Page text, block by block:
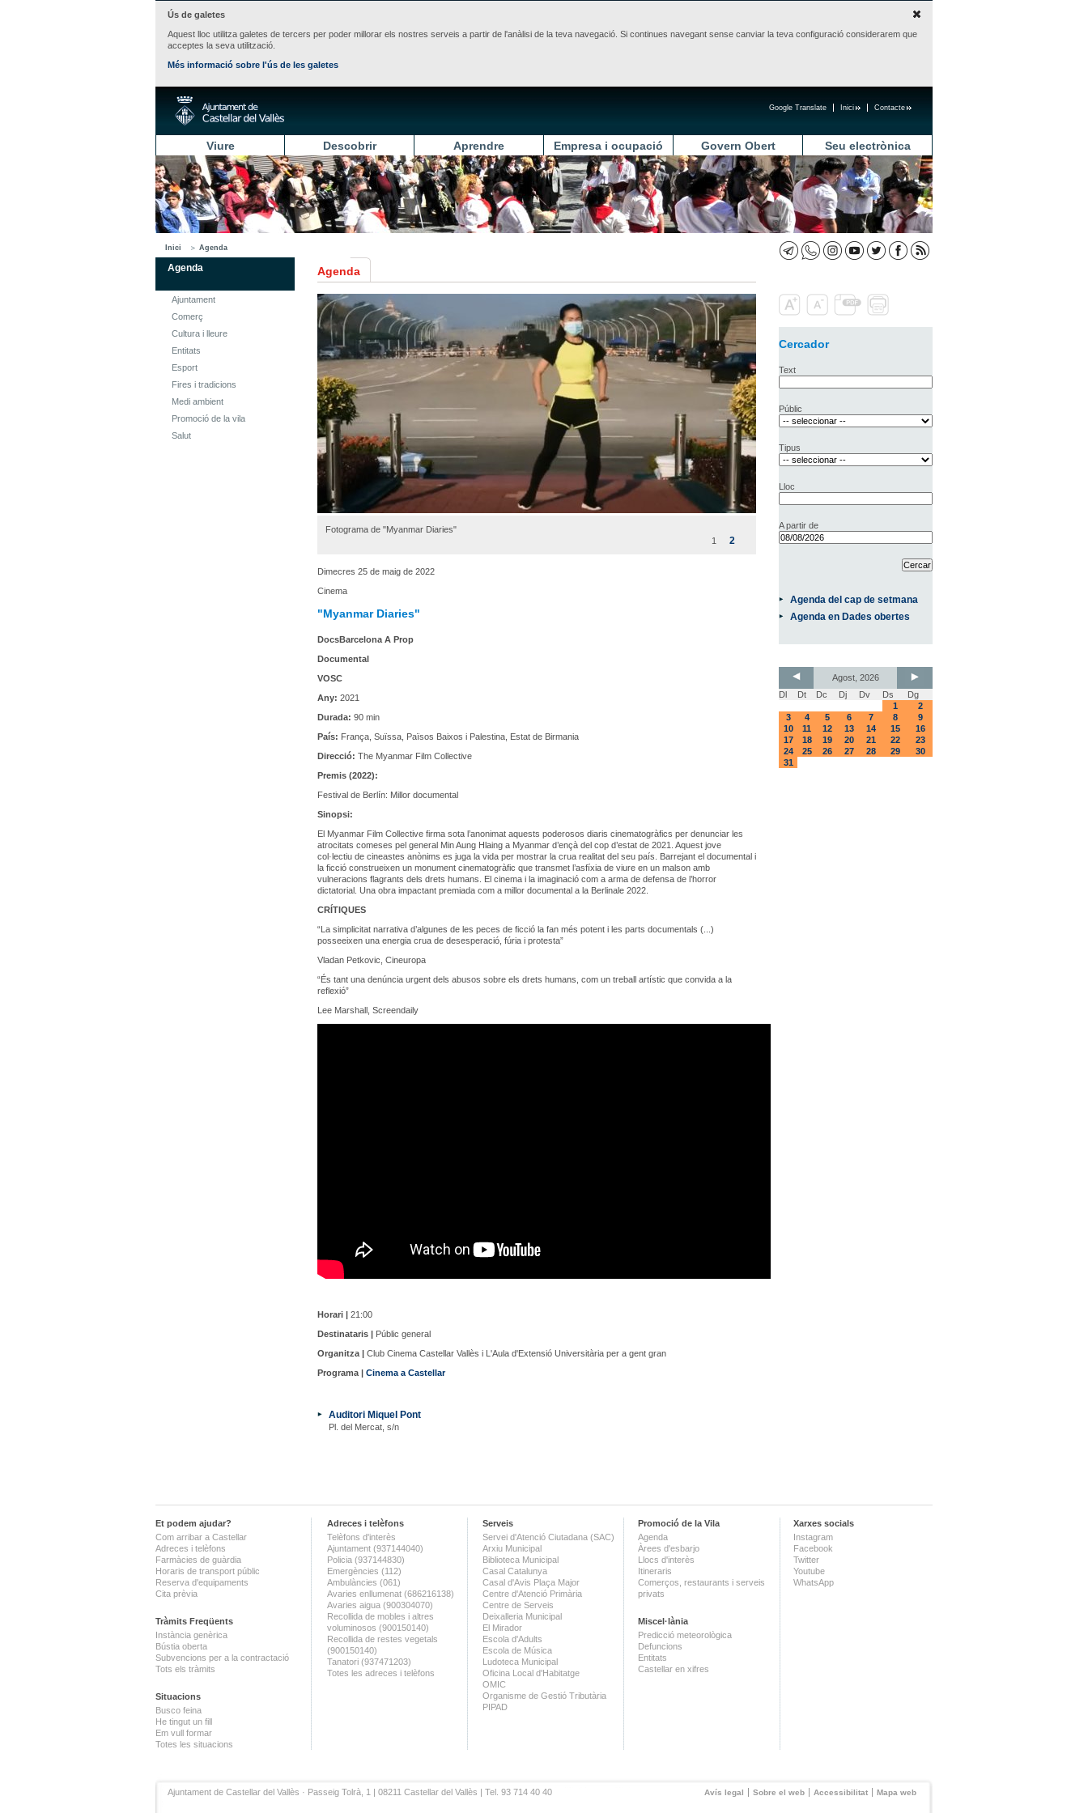
Ús de galetes
Aquest lloc utilitza galetes de tercers per poder millorar els nostres serveis a partir de l'anàlisi de la teva navegació. Si continues navegant sense canviar la teva configuració considerarem que
acceptes la seva utilització.
Més informació sobre l'ús de les galetes
Contacte
Inici
Google Translate
Viure Descobrir Aprendre Empresa i ocupació Govern Obert Seu electrònica
Inici Agenda
Agenda
Ajuntament
Comerç
Cultura i lleure
Entitats
Esport
Fires i tradicions
Medi ambient
Promoció de la vila
Salut
Agenda
Fotograma de "Myanmar Diaries"
1
2
Dimecres 25 de maig de 2022
Cinema
"Myanmar Diaries"
DocsBarcelona A Prop
Documental
VOSC
Any: 2021
Durada: 90 min
País: França, Suïssa, Països Baixos i Palestina, Estat de Birmania
Direcció: The Myanmar Film Collective
Premis (2022):
Festival de Berlín: Millor documental
Sinopsi:
El Myanmar Film Collective firma sota l’anonimat aquests poderosos diaris cinematogràfics per denunciar les
atrocitats comeses pel general Min Aung Hlaing a Myanmar d’ençà del cop d’estat de 2021. Aquest jove
col·lectiu de cineastes anònims es juga la vida per mostrar la crua realitat del seu país. Barrejant el documental i
la ficció construeixen un monument cinematogràfic que transmet l’asfíxia de viure en un malson amb
vulneracions flagrants dels drets humans. El cinema i la imaginació com a arma de defensa de l’horror
dictatorial. Una obra impactant premiada com a millor documental a la Berlinale 2022.
CRÍTIQUES
“La simplicitat narrativa d’algunes de les peces de ficció la fan més potent i les parts documentals (...)
posseeixen una energia crua de desesperació, fúria i protesta”
Vladan Petkovic, Cineuropa
“És tant una denúncia urgent dels abusos sobre els drets humans, com un treball artístic que convida a la
reflexió”
Lee Marshall, Screendaily
Horari | 21:00
Destinataris | Públic general
Organitza | Club Cinema Castellar Vallès i L'Aula d'Extensió Universitària per a gent gran
Programa | Cinema a Castellar
Auditori Miquel Pont
Pl. del Mercat, s/n
Cercador
Text
Públic
Tipus
Lloc
A partir de
Agenda del cap de setmana
Agenda en Dades obertes
Agost, 2026
Dl
Dt Dc Dj Dv Ds
Dg
1
2
3
4 5 6 7 8
9
10
11 12 13 14 15
16
17
18 19 20 21 22
23
24
25 26 27 28 29
30
31
Et podem ajudar?
Com arribar a Castellar
Adreces i telèfons
Farmàcies de guàrdia
Horaris de transport públic
Reserva d'equipaments
Cita prèvia
Tràmits Freqüents
Instància genèrica
Bústia oberta
Subvencions per a la contractació
Tots els tràmits
Situacions
Busco feina
He tingut un fill
Em vull formar
Totes les situacions
Adreces i telèfons
Telèfons d'interès
Ajuntament (937144040)
Policia (937144830)
Emergències (112)
Ambulàncies (061)
Avaries enllumenat (686216138)
Avaries aigua (900304070)
Recollida de mobles i altres
voluminosos (900150140)
Recollida de restes vegetals
(900150140)
Tanatori (937471203)
Totes les adreces i telèfons
Serveis
Servei d'Atenció Ciutadana (SAC)
Arxiu Municipal
Biblioteca Municipal
Casal Catalunya
Casal d'Avis Plaça Major
Centre d'Atenció Primària
Centre de Serveis
Deixalleria Municipal
El Mirador
Escola d'Adults
Escola de Música
Ludoteca Municipal
Oficina Local d'Habitatge
OMIC
Organisme de Gestió Tributària
PIPAD
Promoció de la Vila
Agenda
Àrees d'esbarjo
Llocs d'interès
Itineraris
Comerços, restaurants i serveis
privats
Miscel·lània
Predicció meteorològica
Defuncions
Entitats
Castellar en xifres
Xarxes socials
Instagram
Facebook
Twitter
Youtube
WhatsApp
Avís legal Sobre el web Accessibilitat Mapa web
Ajuntament de Castellar del Vallès · Passeig Tolrà, 1 | 08211 Castellar del Vallès | Tel. 93 714 40 40